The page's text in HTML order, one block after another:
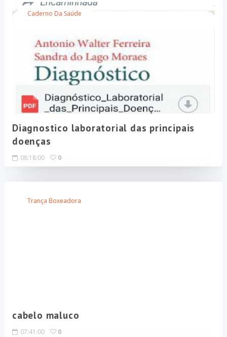
Caderno Da Saúde
Diagnostico laboratorial das principais
doenças
08:18:00 0
Trança Boxeadora
cabelo maluco
07:41:00 0